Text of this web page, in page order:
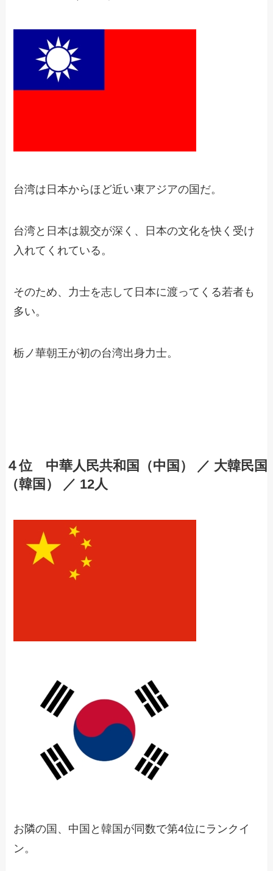
台湾は日本からほど近い東アジアの国だ。
台湾と日本は親交が深く、日本の文化を快く受け
入れてくれている。
そのため、力士を志して日本に渡ってくる若者も
多い。
栃ノ華朝王が初の台湾出身力士。
４位 中華人民共和国（中国） ／ 大韓民国
（韓国） ／ 12人
お隣の国、中国と韓国が同数で第4位にランクイ
ン。